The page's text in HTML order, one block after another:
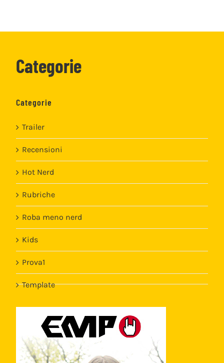
Categorie
Categorie
Trailer
Recensioni
Hot Nerd
Rubriche
Roba meno nerd
Kids
Prova1
Template